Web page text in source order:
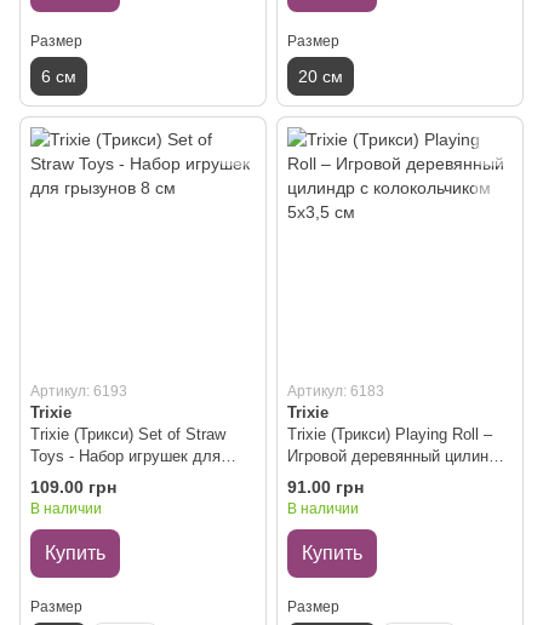
Размер
6 см
Размер
20 см
Артикул: 6193
Trixie
Trixie (Трикси) Set of Straw
Toys - Набор игрушек для
грызунов 8 см
109.00 грн
В наличии
Купить
Размер
Артикул: 6183
Trixie
Trixie (Трикси) Playing Roll –
Игровой деревянный цилиндр
с колокольчиком 5х3,5 см
91.00 грн
В наличии
Купить
Размер